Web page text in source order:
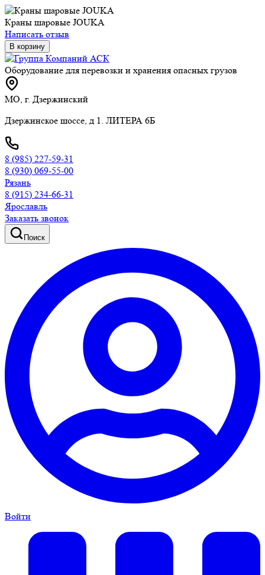
Краны шаровые JOUKA
Написать отзыв
В корзину
Оборудование для перевозки и хранения опасных грузов
МО, г. Дзержинский
Дзержинское шоссе, д 1. ЛИТЕРА 6Б
8 (985) 227-59-31
8 (930) 069-55-00
Рязань
8 (915) 234-66-31
Ярославль
Заказать звонок
Поиск
Войти